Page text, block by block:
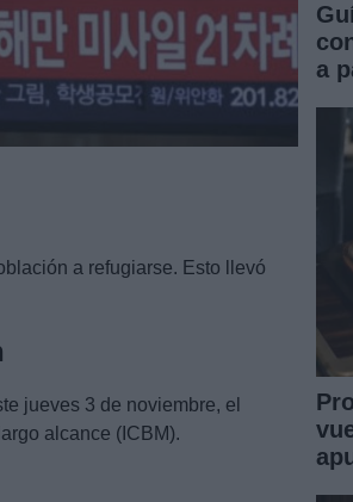
a refugiarse. Esto llevó
jueves 3 de noviembre, el
alcance (ICBM).
a